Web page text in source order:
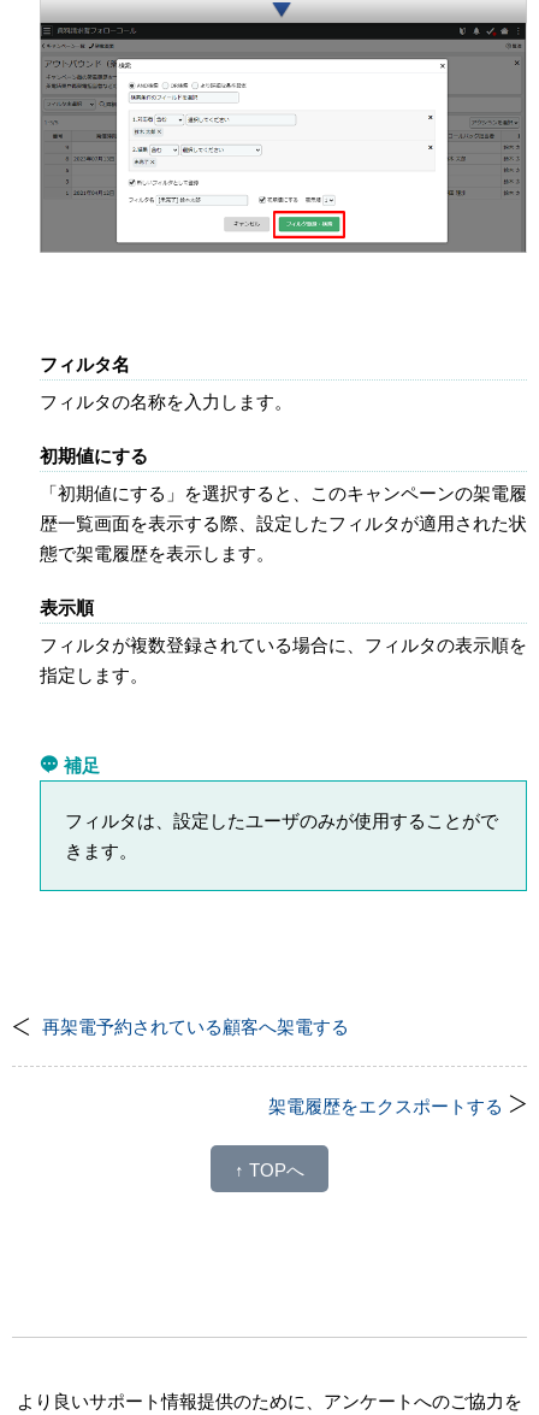
フィルタ名
フィルタの名称を入力します。
初期値にする
「初期値にする」を選択すると、このキャンペーンの架電履
歴一覧画面を表示する際、設定したフィルタが適用された状
態で架電履歴を表示します。
表示順
フィルタが複数登録されている場合に、フィルタの表示順を
指定します。
補足
フィルタは、設定したユーザのみが使用することがで
きます。
再架電予約されている顧客へ架電する
架電履歴をエクスポートする
↑ TOPへ
より良いサポート情報提供のために、アンケートへのご協力を